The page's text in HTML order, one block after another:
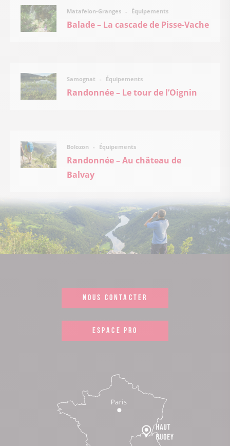
Matafelon-Granges Équipements
Balade – La cascade de Pisse-Vache
Samognat Équipements
Randonnée – Le tour de l’Oignin
Bolozon Équipements
Randonnée – Au château de
Balvay
NOUS CONTACTER
ESPACE PRO